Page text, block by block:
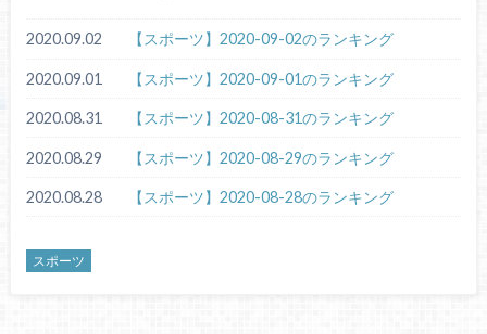
2020.09.02 【スポーツ】2020-09-02のランキング
2020.09.01 【スポーツ】2020-09-01のランキング
2020.08.31 【スポーツ】2020-08-31のランキング
2020.08.29 【スポーツ】2020-08-29のランキング
2020.08.28 【スポーツ】2020-08-28のランキング
スポーツ